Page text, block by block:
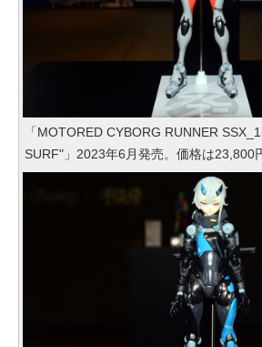
「MOTORED CYBORG RUNNER
SURF"」2023年6月発売。価格は23,800